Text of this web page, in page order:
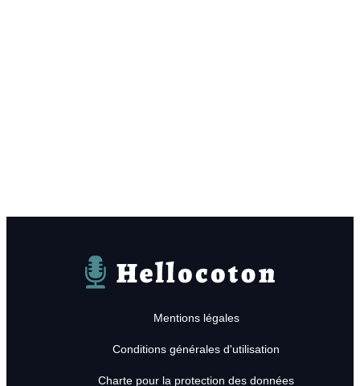
Hellocoton
Mentions légales
Conditions générales d'utilisation
Charte pour la protection des données